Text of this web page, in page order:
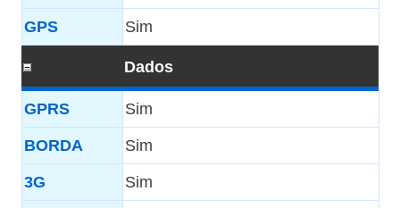
GPS Sim
Dados
GPRS Sim
BORDA Sim
3G Sim